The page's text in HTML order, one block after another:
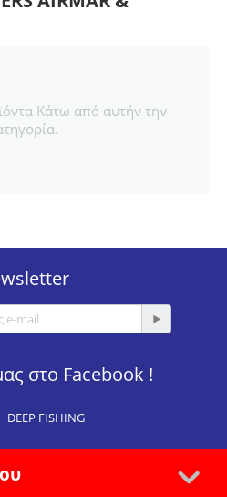
Κάτω από αυτήν την
στο Facebook !
DEEP FISHING